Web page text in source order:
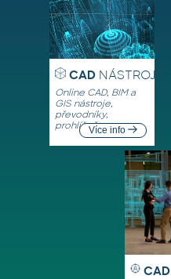
CADNÁSTROJE
Online CAD, BIM a
GIS nástroje,
převodníky,
prohlížečeVíce info
CAD